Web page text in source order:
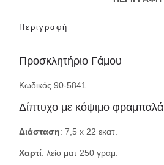
Περιγραφή
Προσκλητήριο Γάμου
Κωδικός 90-5841
Δίπτυχο με κόψιμο φραμπαλά
Διάσταση: 7,5 x 22 εκατ.
Χαρτί: λείο ματ 250 γραμ.